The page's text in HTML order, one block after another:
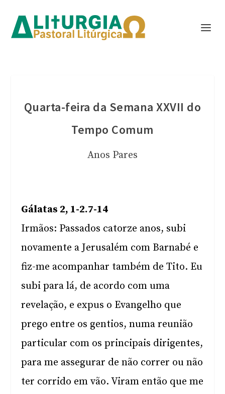
Quarta-feira da Semana XXVII do
Tempo Comum
Anos Pares
Gálatas 2, 1-2.7-14
Irmãos: Passados catorze anos, subi
novamente a Jerusalém com Barnabé e
fiz-me acompanhar também de Tito. Eu
subi para lá, de acordo com uma
revelação, e expus o Evangelho que
prego entre os gentios, numa reunião
particular com os principais dirigentes,
para me assegurar de não correr ou não
ter corrido em vão. Viram então que me